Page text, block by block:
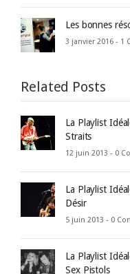
Les bonnes
3 janvier 2016 - 1
Related Posts
La Playlist
Straits
12 juin 2013 - 0
La Playlist
Désir
5 juin 2013 - 0
La Playlist
Sex Pistols